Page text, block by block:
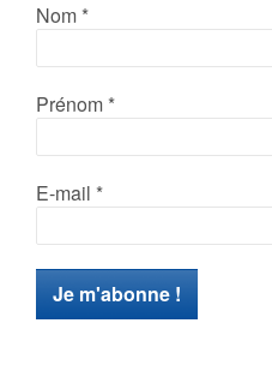
Nom *
Prénom *
E-mail *